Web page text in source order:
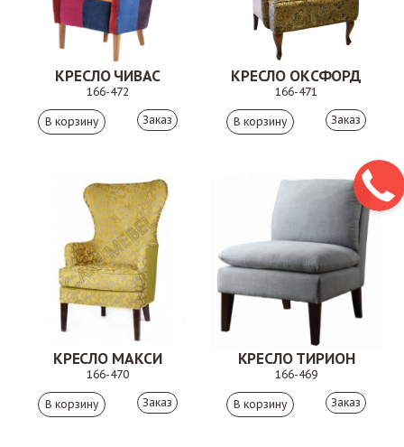
КРЕСЛО ЧИВАС
166-472
Заказ
КРЕСЛО ОКСФОРД
166-471
Заказ
КРЕСЛО МАКСИ
166-470
Заказ
КРЕСЛО ТИРИОН
166-469
Заказ